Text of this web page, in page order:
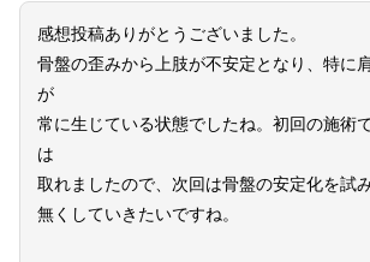
感想投稿ありがとうございました。
骨盤の歪みから上肢が不安定となり、特に
が
常に生じている状態でしたね。初回の施術
は
取れましたので、次回は骨盤の安定化を試
無くしていきたいですね。